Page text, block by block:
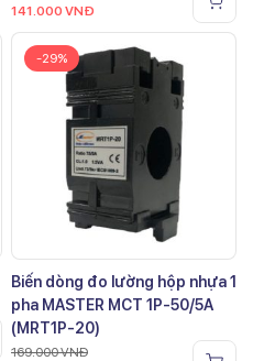
141.000 VNĐ
-29%
Biến dòng đo lường hộp nhựa 1
pha MASTER MCT 1P-50/5A
(MRT1P-20)
169.000VNĐ